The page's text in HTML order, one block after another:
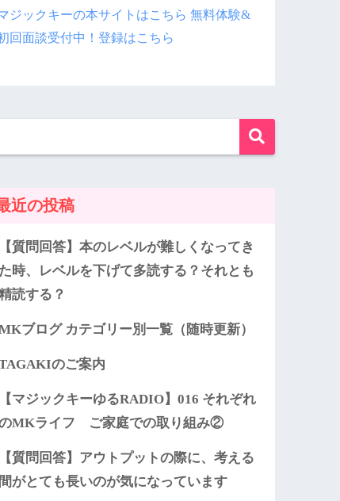
ジックキーの本サイトはこちら 無料体験&
回面談受付中！登録はこちら
近の投稿
【質問回答】本のレベルが難しくなってき
た時、レベルを下げて多読する？それとも
読する？
ブログ カテゴリー別一覧（随時更新）
のご案内
【マジックキーゆるRADIO】016 それぞれ
MKライフ ご家庭での取り組み②
【質問回答】アウトプットの際に、考える
間がとても長いのが気になっています